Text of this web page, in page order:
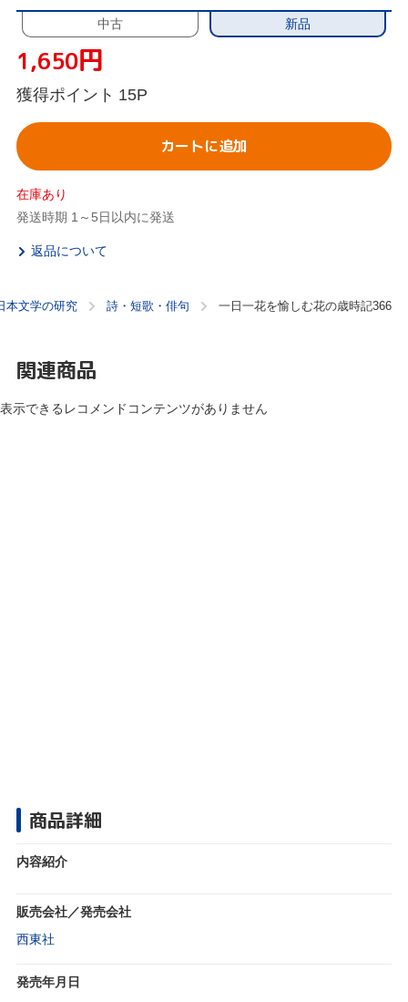
中古 新品
1,650円
獲得ポイント 15P
カートに追加
在庫あり
発送時期 1～5日以内に発送
返品について
本文学の研究 詩・短歌・俳句 一日一花を愉しむ花の歳時記366
関連商品
表示できるレコメンドコンテンツがありません
商品詳細
内容紹介
販売会社／発売会社
西東社
発売年月日